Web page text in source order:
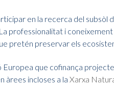
en la recerca del subsòl
professionalitat i
pretén preservar els
Europea que cofinança
àrees incloses a la Xarxa